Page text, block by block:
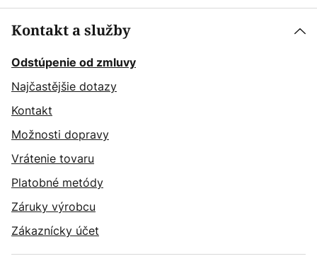
Kontakt a služby
Odstúpenie od zmluvy
Najčastějšie dotazy
Kontakt
Možnosti dopravy
Vrátenie tovaru
Platobné metódy
Záruky výrobcu
Zákaznícky účet